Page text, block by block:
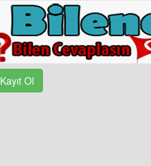
Kayıt Ol